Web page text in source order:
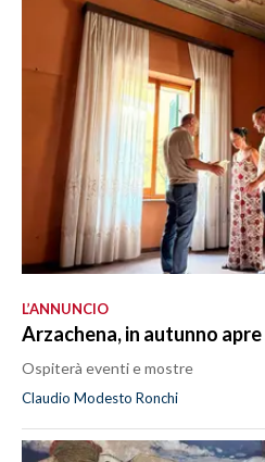
L’ANNUNCIO
Arzachena, in autunno
Ospiterà eventi e mostre
Claudio Modesto Ronchi